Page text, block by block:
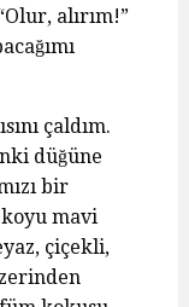
alırım!”
çaldım.
düğüne
bir
koyu mavi
çiçekli,